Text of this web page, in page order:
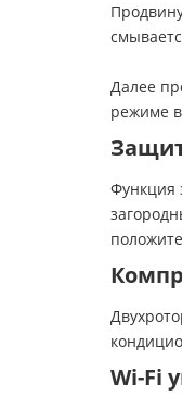
Далее
режиме
Функция
Wi-Fi